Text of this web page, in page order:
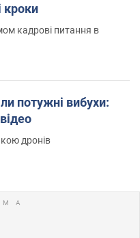
кроки
кадрові питання в
потужні вибухи:
дронів